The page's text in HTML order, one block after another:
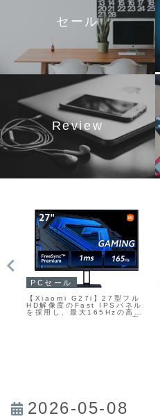
セール
Review
PCセール
【Xiaomi G27i】27型フル
HD解像度のFast IPSパネル
を採用し、最大165Hzの高リ
フレッシュレートと1msの高
2026-05-08